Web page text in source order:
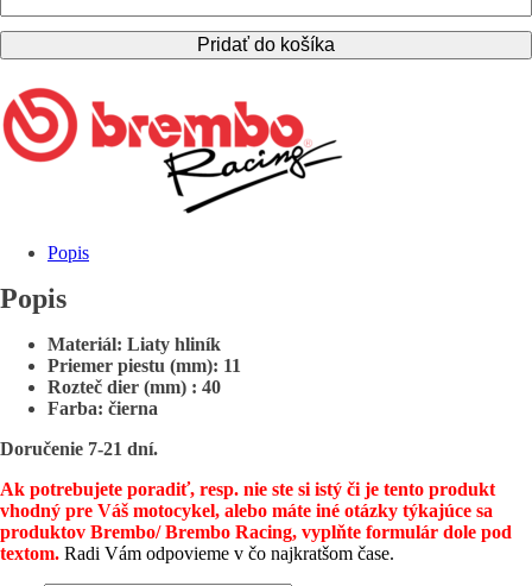
zadná
brzdová
pumpa
Racing
PS
11B
Pridať do košíka
Popis
Popis
Materiál: Liaty hliník
Priemer piestu (mm): 11
Rozteč dier (mm) : 40
Farba: čierna
Doručenie 7-21 dní.
Ak potrebujete poradiť, resp. nie ste si istý či je tento produkt
vhodný pre Váš motocykel, alebo máte iné otázky týkajúce sa
produktov Brembo/ Brembo Racing, vyplňte formulár dole pod
textom. Radi Vám odpovieme v čo najkratšom čase.